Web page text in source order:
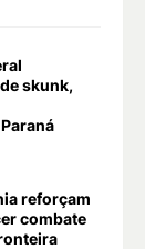
skunk,
reforçam
combate